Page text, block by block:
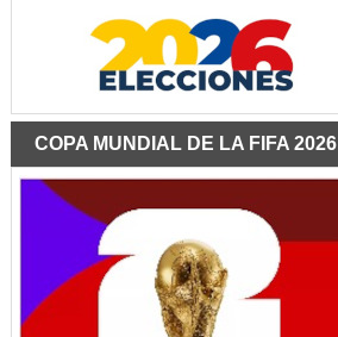
COPA MUNDIAL DE LA FIFA 2026